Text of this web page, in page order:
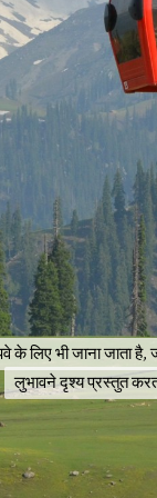
लिए भी जाना जाता है,
लुभावने दृश्य प्रस्तुत
लिए भी जाना जाता है,
लुभावने दृश्य प्रस्तुत